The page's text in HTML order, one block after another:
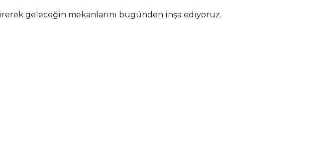
geleceğin mekanlarını bugünden inşa ediyoruz.